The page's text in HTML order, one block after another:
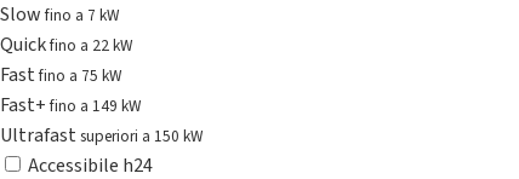
Slowfino a 7 kW
Quickfino a 22 kW
Fastfino a 75 kW
Fast+fino a 149 kW
Ultrafast superiori a 150 kW
Accessibile h24